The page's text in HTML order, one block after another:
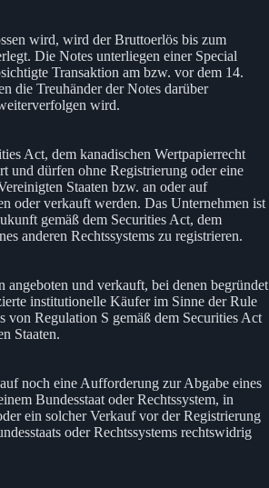
wird, wird der Bruttoerlös bis zum
Die Notes unterliegen einer Special
Transaktion am bzw. vor dem 14.
die Treuhänder der Notes darüber
wird.
Act, dem kanadischen Wertpapierrecht
und dürfen ohne Registrierung oder eine
Staaten bzw. an oder auf
oder verkauft werden. Das Unternehmen ist
gemäß dem Securities Act, dem
anderen Rechtssystems zu registrieren.
angeboten und verkauft, bei denen begründet
institutionelle Käufer im Sinne der Rule
von Regulation S gemäß dem Securities Act
Staaten.
noch eine Aufforderung zur Abgabe eines
Bundesstaat oder Rechtssystem, in
ein solcher Verkauf vor der Registrierung
oder Rechtssystems rechtswidrig